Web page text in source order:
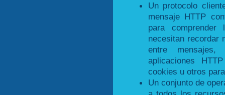
Un protocolo
mensaje HTTP
para
necesitan recordar
entre
aplicaciones
cookies u otros
Un conjunto de